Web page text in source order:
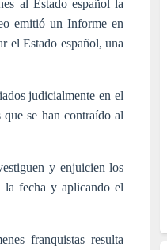
al Estado español la
emitió un Informe en
el Estado español, una
judicialmente en el
se han contraído al
y enjuicien los
la fecha y aplicando el
franquistas resulta